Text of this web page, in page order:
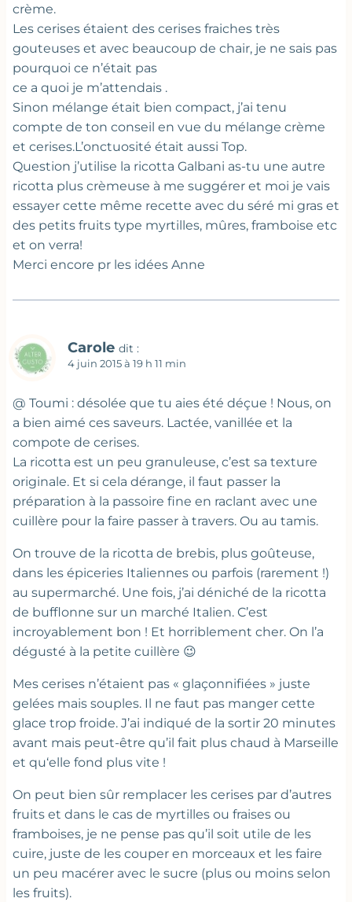
crème.
Les cerises étaient des cerises fraiches très
gouteuses et avec beaucoup de chair, je ne sais pas
pourquoi ce n’était pas
ce a quoi je m’attendais .
Sinon mélange était bien compact, j’ai tenu
compte de ton conseil en vue du mélange crème
et cerises.L’onctuosité était aussi Top.
Question j’utilise la ricotta Galbani as-tu une autre
ricotta plus crèmeuse à me suggérer et moi je vais
essayer cette même recette avec du séré mi gras et
des petits fruits type myrtilles, mûres, framboise etc
et on verra!
Merci encore pr les idées Anne
Carole dit :
4 juin 2015 à 19 h 11 min
@ Toumi : désolée que tu aies été déçue ! Nous, on
a bien aimé ces saveurs. Lactée, vanillée et la
compote de cerises.
La ricotta est un peu granuleuse, c’est sa texture
originale. Et si cela dérange, il faut passer la
préparation à la passoire fine en raclant avec une
cuillère pour la faire passer à travers. Ou au tamis.
On trouve de la ricotta de brebis, plus goûteuse,
dans les épiceries Italiennes ou parfois (rarement !)
au supermarché. Une fois, j’ai déniché de la ricotta
de bufflonne sur un marché Italien. C’est
incroyablement bon ! Et horriblement cher. On l’a
dégusté à la petite cuillère 😉
Mes cerises n’étaient pas « glaçonnifiées » juste
gelées mais souples. Il ne faut pas manger cette
glace trop froide. J’ai indiqué de la sortir 20 minutes
avant mais peut-être qu’il fait plus chaud à Marseille
et qu‘elle fond plus vite !
On peut bien sûr remplacer les cerises par d’autres
fruits et dans le cas de myrtilles ou fraises ou
framboises, je ne pense pas qu’il soit utile de les
cuire, juste de les couper en morceaux et les faire
un peu macérer avec le sucre (plus ou moins selon
les fruits).